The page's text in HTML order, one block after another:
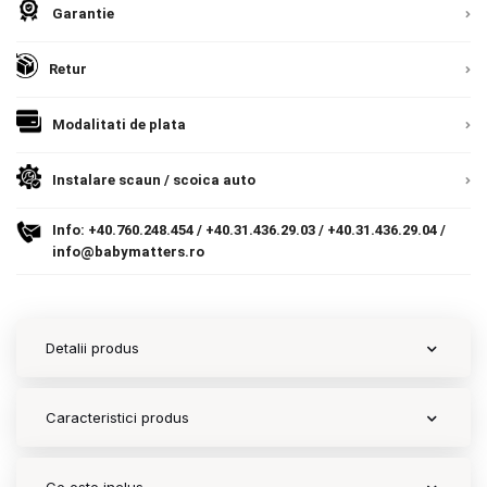
Copyright 2026 BabyMatters
Garantie
Retur
Modalitati de plata
Instalare scaun / scoica auto
Info: +40.760.248.454 / +40.31.436.29.03 / +40.31.436.29.04 /
info@babymatters.ro
Detalii produs
Caracteristici produs